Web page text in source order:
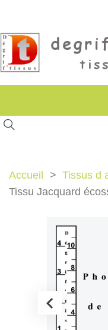
Accueil
Tissus d
Tissu Jacquard